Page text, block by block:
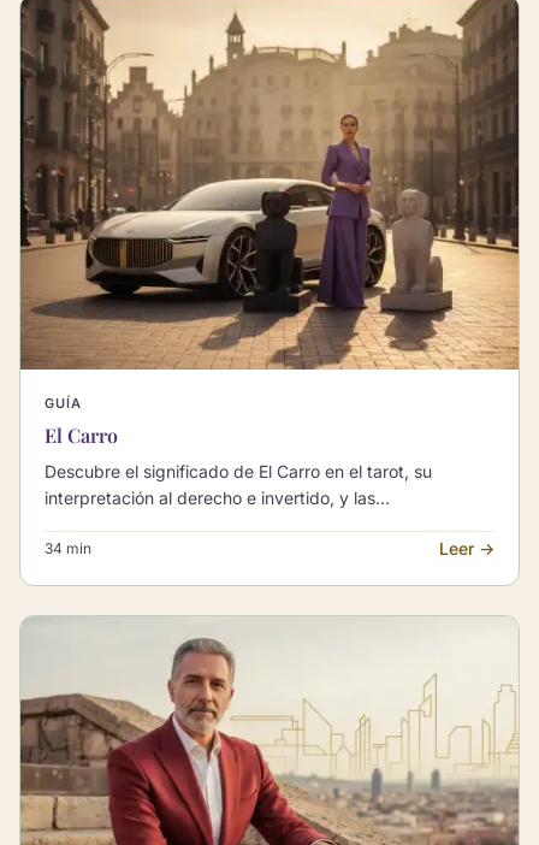
GUÍA
El Carro
Descubre el significado de El Carro en el tarot, su
interpretación al derecho e invertido, y las
Carro aparece en primera posición.
34 min Leer →